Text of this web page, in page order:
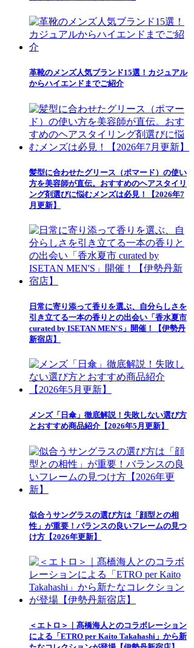
革靴のメンズ人気ブランド15選！カジュアル
からハイエンドまでご紹介
髪型に合わせたグリース（ポマード）の使い
方を美容師が直伝。おすすめのヘアスタイリ
ング剤選びに悩むメンズは必見！【2026年7
月更新】
日常に寄り添って香りを選ぶ、自分らしさを
引き立てる一本の香りとの出会い「香水夏市
curated by ISETAN MEN'S」開催！【伊勢丹
新宿店】
メンズ「日傘」徹底解説！失敗しない選び方
とおすすめ商品紹介【2026年5月更新】
似合うサングラスの選び方は「顔型との相
性」が重要！バランスの良いフレームの見つ
け方【2026年更新】
＜エトロ＞｜髙橋海人とのコラボレーション
による「ETRO per Kaito Takahashi」から新